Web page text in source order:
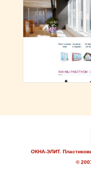
ОКНА-ЭЛИТ.
©